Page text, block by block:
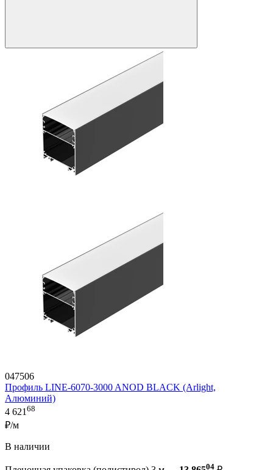
047506
Профиль LINE-6070-3000 ANOD BLACK (Arlight,
Алюминий)
4 62168
₽/м
В наличии
04